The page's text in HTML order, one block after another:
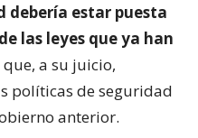
debería estar puesta
las leyes que ya han
que, a su juicio,
políticas de seguridad
anterior.